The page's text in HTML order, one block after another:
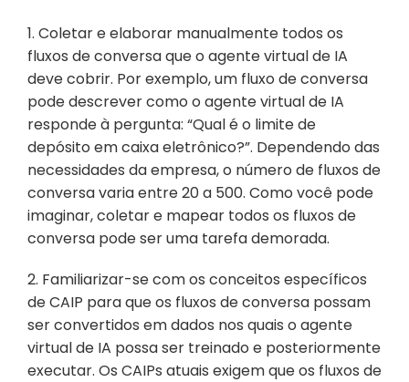
1. Coletar e elaborar manualmente todos os
fluxos de conversa que o agente virtual de IA
deve cobrir. Por exemplo, um fluxo de conversa
pode descrever como o agente virtual de IA
responde à pergunta: “Qual é o limite de
depósito em caixa eletrônico?”. Dependendo das
necessidades da empresa, o número de fluxos de
conversa varia entre 20 a 500. Como você pode
imaginar, coletar e mapear todos os fluxos de
conversa pode ser uma tarefa demorada.
2. Familiarizar-se com os conceitos específicos
de CAIP para que os fluxos de conversa possam
ser convertidos em dados nos quais o agente
virtual de IA possa ser treinado e posteriormente
executar. Os CAIPs atuais exigem que os fluxos de